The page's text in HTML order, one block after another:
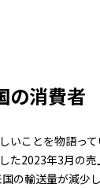
の消費者
いことを物語っ
た2023年3月の
の輸送量が減少